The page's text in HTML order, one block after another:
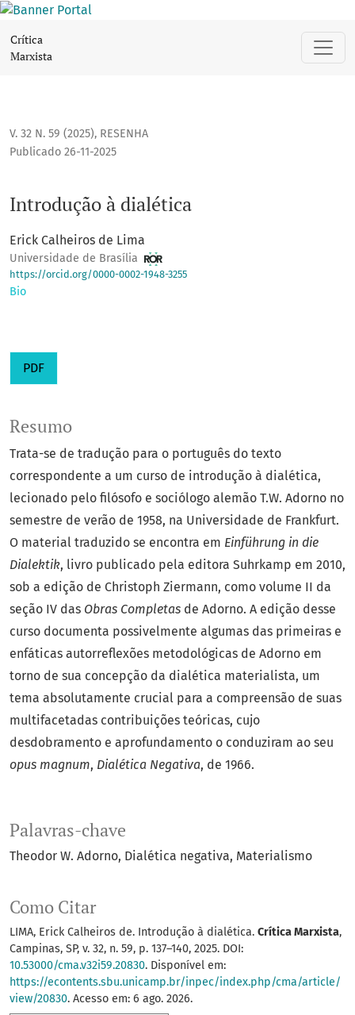
Crítica
Marxista
V. 32 N. 59 (2025), RESENHA
Introdução à dialética
Publicado 26-11-2025
Erick Calheiros de Lima
Universidade de Brasília
https://orcid.org/0000-0002-1948-3255
Bio
PDF
Palavras-chave
Theodor W. Adorno Dialética negativa Materialismo
Como Citar
LIMA, Erick Calheiros de. Introdução à dialética. Crítica Marxista,
Campinas, SP, v. 32, n. 59, p. 137–140, 2025. DOI:
10.53000/cma.v32i59.20830. Disponível em:
https://econtents.sbu.unicamp.br/inpec/index.php/cma/article/
view/20830. Acesso em: 6 ago. 2026.
Resumo
Trata-se de tradução para o português do texto
correspondente a um curso de introdução à dialética,
lecionado pelo filósofo e sociólogo alemão T.W. Adorno no
semestre de verão de 1958, na Universidade de Frankfurt.
O material traduzido se encontra em Einführung in die
Dialektik, livro publicado pela editora Suhrkamp em 2010,
sob a edição de Christoph Ziermann, como volume II da
seção IV das Obras Completas de Adorno. A edição desse
curso documenta possivelmente algumas das primeiras e
enfáticas autorreflexões metodológicas de Adorno em
torno de sua concepção da dialética materialista, um
tema absolutamente crucial para a compreensão de suas
multifacetadas contribuições teóricas, cujo
desdobramento e aprofundamento o conduziram ao seu
opus magnum, Dialética Negativa, de 1966.